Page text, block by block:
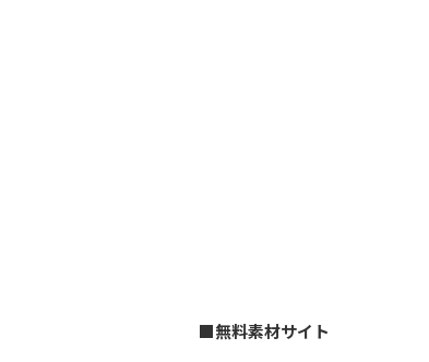
■無料素材サイト